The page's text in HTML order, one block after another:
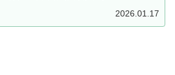
2026.01.17